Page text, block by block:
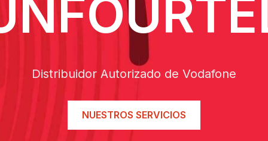
Distribuidor Autorizado de Vodafone
NUESTROS SERVICIOS